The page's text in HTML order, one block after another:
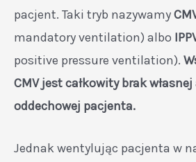
pacjent. Taki tryb nazywamy
mandatory ventilation) albo
positive pressure ventilation).
CMV jest całkowity brak
oddechowej pacjenta.
Jednak wentylując pacjenta w